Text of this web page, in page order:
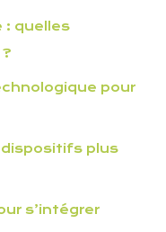
: quelles
pour
dispositifs plus
s’intégrer